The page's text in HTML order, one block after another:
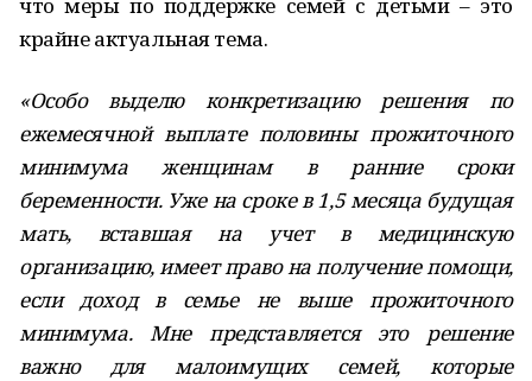
крайне актуальная тема.
«Особо выделю конкретизацию решения по
ежемесячной выплате половины прожиточного
минимума женщинам в ранние сроки
беременности. Уже на сроке в 1,5 месяца будущая
мать, вставшая на учет в медицинскую
организацию, имеет право на получение помощи,
если доход в семье не выше прожиточного
минимума. Мне представляется это решение
важно для малоимущих семей, которые